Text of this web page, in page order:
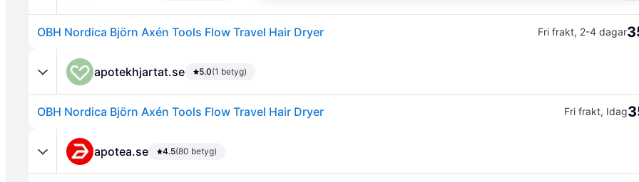
OBH Nordica Björn Axén Tools Flow Travel Hair Dryer Fri frakt, 2-4 dagar
apotekhjartat.se 5.0(1 betyg)
OBH Nordica Björn Axén Tools Flow Travel Hair Dryer Fri frakt, Idag
apotea.se 4.5(80 betyg)